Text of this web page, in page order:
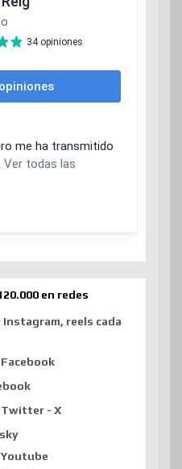
en redes
Instagram, reels cada
Facebook
Twitter - X
Youtube